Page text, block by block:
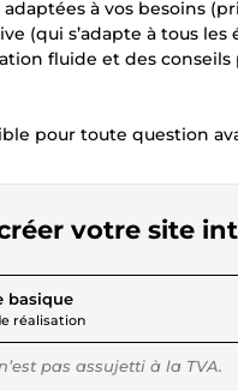
à vos besoins
(qui s’adapte à tous les
fluide et des
pour toute question
votre site
basiquepour 80,92 $US
réalisation
pas assujetti à la TVA.